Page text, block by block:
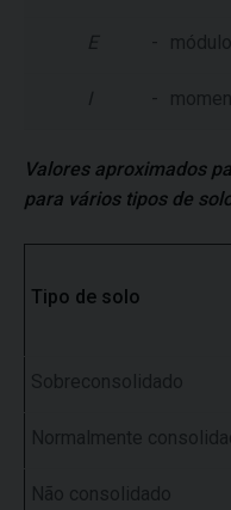
E -
I -
Valores aproximados
para vários tipos de
Tipo de solo
Sobreconsolidado
Normalmente
Não consolidado